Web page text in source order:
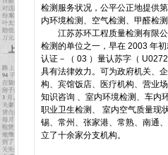
检测服务状况，公平公正地提供
内环境检测、空气检测、甲醛检
江苏苏环工程质量检测有限公
检测的单位之一，早在 2003 年
认证－（ 03 ）量认苏字（
具有法律效力。可为政府机关、
构、宾馆饭店、医疗机构、营业
知识咨询 、室内环境检测、车内
职业卫生检测、 室内空气质量现
锡、常州、张家港、常熟、南通
立了十余家分支